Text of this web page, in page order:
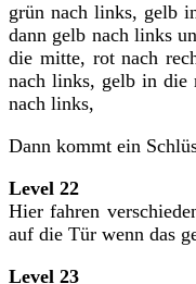
grün nach links, gelb
dann gelb nach links
die mitte, rot nach
nach links, gelb in die
nach links,
Dann kommt ein
Level 22
Hier fahren
auf die Tür wenn das
Level 23